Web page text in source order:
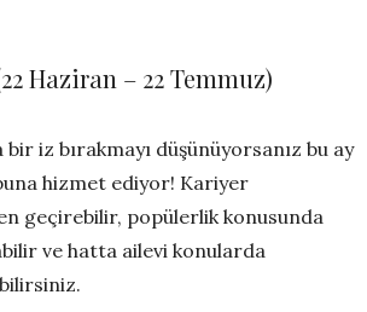
Haziran – 22 Temmuz)
iz bırakmayı düşünüyorsanız bu ay
hizmet ediyor! Kariyer
geçirebilir, popülerlik konusunda
ve hatta ailevi konularda